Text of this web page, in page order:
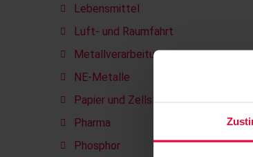
Lebensmittel
Luft- und Raumfahrt
Metallverarbeitung
NE-Metalle
Papier und Zellstoff
Pharma
Phosphor